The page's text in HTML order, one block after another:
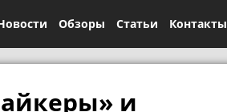
Обзоры Статьи Контакты
и